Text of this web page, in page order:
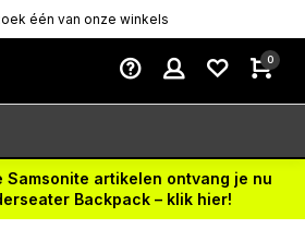
één van onze winkels
0
artikelen ontvang je nu
Backpack – klik hier!